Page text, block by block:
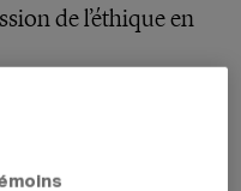
de l’éthique en